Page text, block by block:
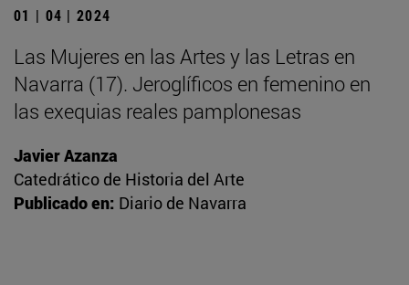
01 | 04 | 2024
Las Mujeres en las Artes y las Letras en
Navarra (17). Jeroglíficos en femenino en
las exequias reales pamplonesas
Javier Azanza
Catedrático de Historia del Arte
Publicado en: Diario de Navarra